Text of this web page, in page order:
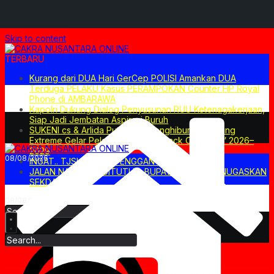
Skip to content
TERBARU
Kurang dari DUA Hari GerCep POLISI Amankan DUA
Terduga PELAKU Kasus PERAMPOKAN Counter HP Royal
Phone di AMBARAWA
Kapolri Dukung Dialog Penyusunan RUU Ketenagakerjaan,
Siap Jadi Jembatan Aspirasi Buruh
SUKENI cs & Arlida Putri Siap Menghibur! Semarang
Extreme Gelar Pelantikan Akbar “Back On Track” 2026–
2029
INGAT.. TJSL BUKAN PENGGANTI APBD
JALAN NASIONAL DITUTUP. BUPATI CUKUP MENUGASKAN
SEKDA?
08/08/2026